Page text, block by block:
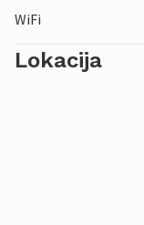
WiFi
Lokacija